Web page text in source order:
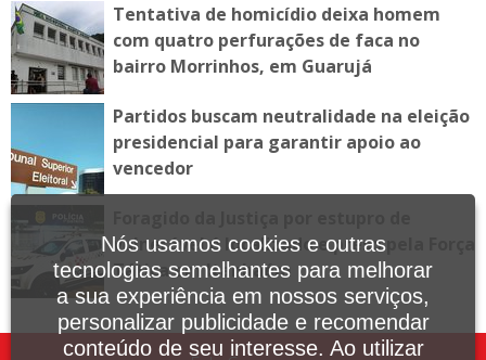
Tentativa de homicídio deixa homem
com quatro perfurações de faca no
bairro Morrinhos, em Guarujá
Partidos buscam neutralidade na eleição
presidencial para garantir apoio ao
vencedor
vulnerável é localizado e preso pela Força
Tática em Itanhaém
Nós usamos cookies e outras
tecnologias semelhantes para melhorar
a sua experiência em nossos serviços,
personalizar publicidade e recomendar
conteúdo de seu interesse. Ao utilizar